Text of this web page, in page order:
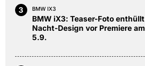
3 BMW IX3
BMW iX3: Teaser-Foto enthüllt
Nacht-Design vor Premiere am
5.9.